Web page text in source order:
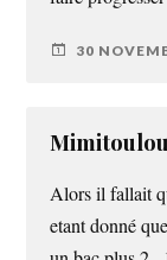
30
Alors il fallait
etant donné